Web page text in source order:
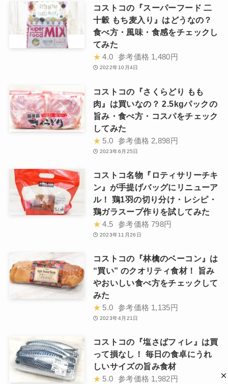
コストコの『スーパーフード 二
十穀 もち麦入り』はどうなの？
食べ方・風味・食感をチェックし
てみた
★ 4.0 参考価格 1,480円
2022年10月4日
コストコの『さくらどり もも
肉』は買いなの？ 2.5kgパックの
旨み・食べ方・コスパをチェック
してみた
★ 5.0 参考価格 2,898円
2023年6月25日
コストコ名物『ロティサリーチキ
ン』が手提げバッグにリニューア
ル！ 鶏1羽の切り分け・レシピ・
鶏ガラスープ作りを試してみた
★ 4.5 参考価格 798円
2023年11月26日
コストコの『林檎のベーコン』は
“買い” のクオリティ食材！ 旨み
やおいしい食べ方をチェックして
みた
★ 5.0 参考価格 1,135円
2023年4月21日
コストコの『塩さばフィレ』は買
って損なし！ 毎日の食卓にうれ
しいサイズの旨み食材
★ 5.0 参考価格 1,982円